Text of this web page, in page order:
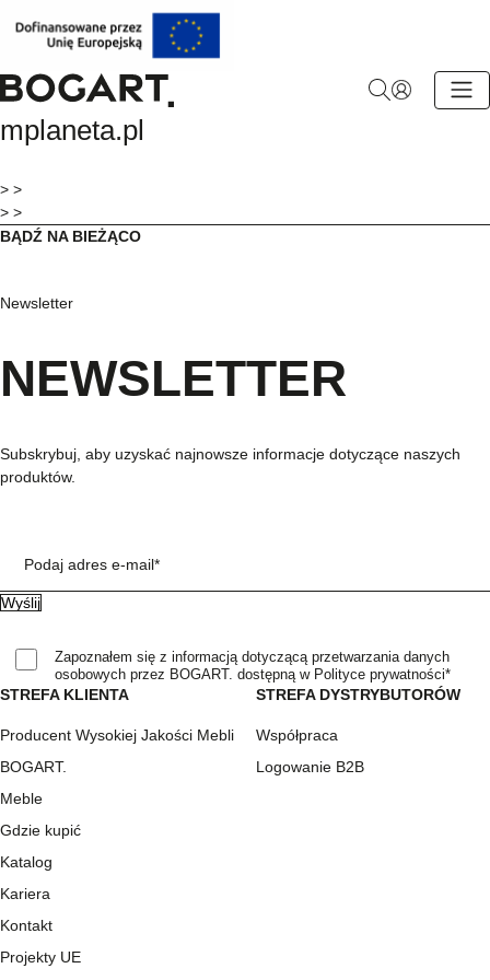
BOGART.
-
główna
mplaneta.pl
> >
> >
STREFA KLIENTA
Producent Wysokiej Jakości Mebli
BOGART.
Meble
Gdzie kupić
Katalog
Kariera
Kontakt
Projekty UE
STREFA DYSTRYBUTORÓW
Współpraca
Logowanie B2B
BĄDŹ NA BIEŻĄCO
Newsletter
NEWSLETTER
Subskrybuj, aby uzyskać najnowsze informacje dotyczące naszych
produktów.
Podaj adres e-mail*
Zapoznałem się z informacją dotyczącą przetwarzania danych
osobowych przez BOGART. dostępną w Polityce prywatności*